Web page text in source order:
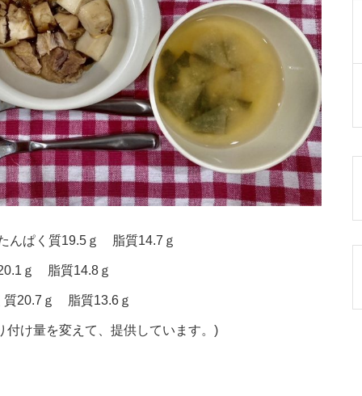
んぱく質19.5ｇ 脂質14.7ｇ
ｇ 脂質14.8ｇ
質20.7ｇ 脂質13.6ｇ
付け量を変えて、提供しています。)